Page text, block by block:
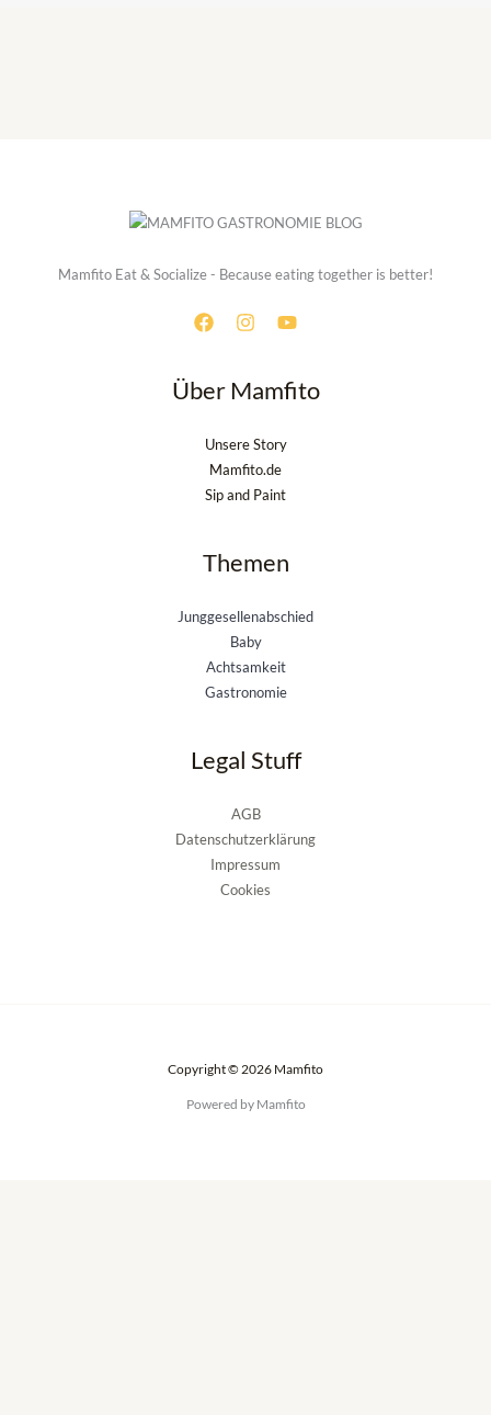
Mamfito Eat & Socialize - Because eating together is better!
Über Mamfito
Unsere Story
Mamfito.de
Sip and Paint
Themen
Junggesellenabschied
Baby
Achtsamkeit
Gastronomie
Legal Stuff
AGB
Datenschutzerklärung
Impressum
Cookies
Copyright © 2026 Mamfito
Powered by Mamfito